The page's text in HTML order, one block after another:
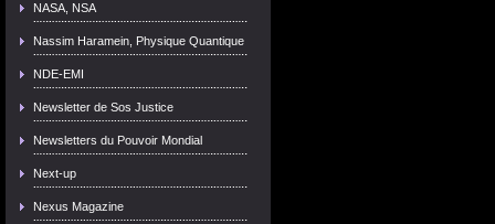
NASA, NSA
Nassim Haramein, Physique Quantique
NDE-EMI
Newsletter de Sos Justice
Newsletters du Pouvoir Mondial
Next-up
Nexus Magazine